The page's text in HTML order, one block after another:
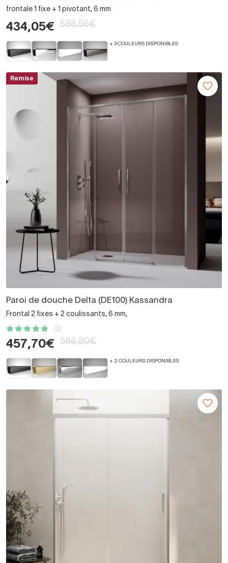
frontale 1 fixe + 1 pivotant, 6 mm
434,05€ 586,56€
+ 3 COULEURS DISPONIBLES
Remise
Paroi de douche Delta (DE100) Kassandra
Frontal 2 fixes + 2 coulissants, 6 mm,
(2)
457,70€ 586,80€
+ 2 COULEURS DISPONIBLES